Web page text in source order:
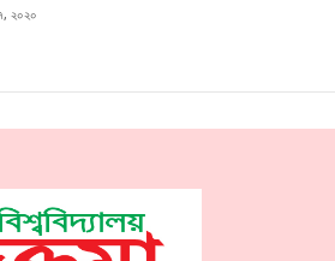
২০২০